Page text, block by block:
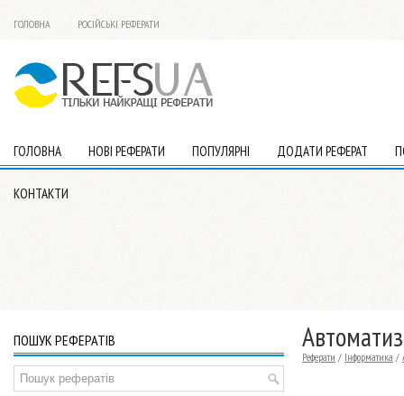
ГОЛОВНА РОСІЙСЬКІ РЕФЕРАТИ
ГОЛОВНА НОВІ РЕФЕРАТИ ПОПУЛЯРНІ ДОДАТИ РЕФЕРАТ
КОНТАКТИ
Реферати / Інформатика /
ПОШУК РЕФЕРАТІВ